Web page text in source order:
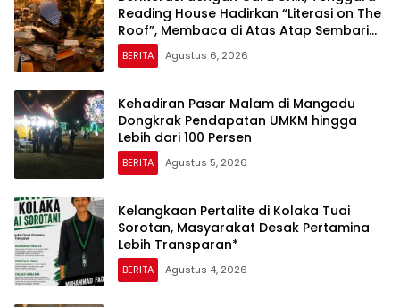
Reading House Hadirkan “Literasi on The
Roof”, Membaca di Atas Atap Sembari
Menikmati Senja
BERITA Agustus 6, 2026
Kehadiran Pasar Malam di Mangadu
Dongkrak Pendapatan UMKM hingga
Lebih dari 100 Persen
BERITA Agustus 5, 2026
Kelangkaan Pertalite di Kolaka Tuai
Sorotan, Masyarakat Desak Pertamina
Lebih Transparan*
BERITA Agustus 4, 2026